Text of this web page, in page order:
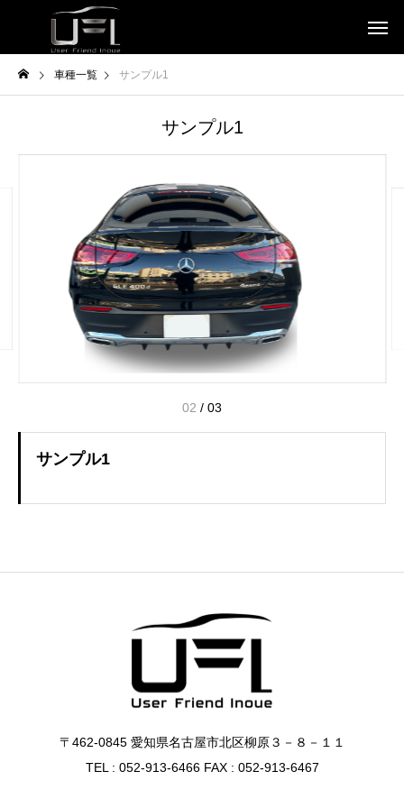
車種一覧 サンプル1
サンプル1
02 / 03
サンプル1
〒462-0845 愛知県名古屋市北区柳原３－８－１１
TEL : 052-913-6466 FAX : 052-913-6467